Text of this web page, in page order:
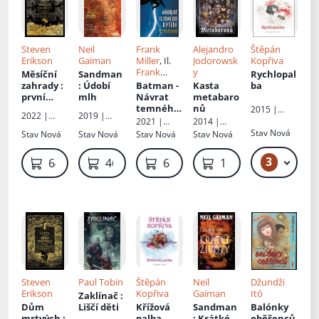
Steven
Erikson
Měsíční
zahrady:
první
malazské
Knihy
2022 |
Stav Nová
649 Kč
Neil
Gaiman
Sandman
: Údobí
mlh
2019 |
Stav Nová
469 Kč
Frank
Miller, Il.
Frank
Miller
Batman -
Návrat
temného
rytíře -
The dark
returns
2021 |
Seqoy s.r.o.
Stav Nová
699 Kč
Alejandro
Jodorowsk
y
Kasta
metabaro
nů
2014 |
Seqoy s.r.o.
Stav Nová
1 199 Kč
Štěpán
Kopřiva
Rychlopal
ba
2015 |
Stav Nová
3
Steven
Erikson
Dům
Paul Tobin
Zaklínač:
Liščí děti
Štěpán
Kopřiva
Křížová
Neil
Gaiman
Sandman
Džundži
Itó
Balónky